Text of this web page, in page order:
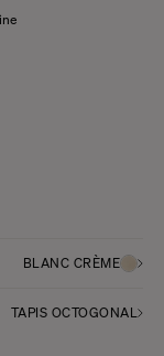
BLANC CRÈME
TAPIS OCTOGONAL